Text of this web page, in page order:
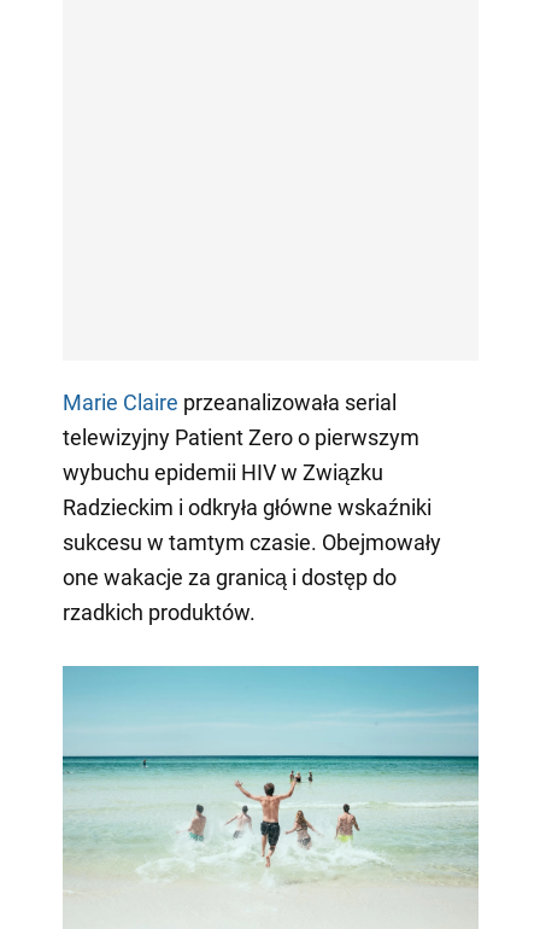
Marie Claire przeanalizowała serial
telewizyjny Patient Zero o pierwszym
wybuchu epidemii HIV w Związku
Radzieckim i odkryła główne wskaźniki
sukcesu w tamtym czasie. Obejmowały
one wakacje za granicą i dostęp do
rzadkich produktów.